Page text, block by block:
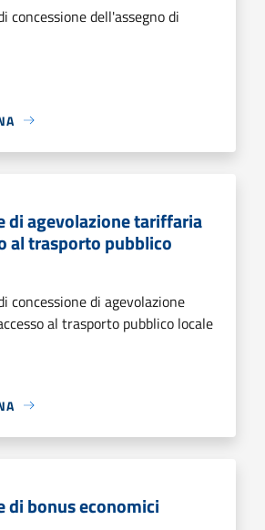
concessione dell'assegno di
di agevolazione tariffaria
al trasporto pubblico
concessione di agevolazione
al trasporto pubblico locale
di bonus economici